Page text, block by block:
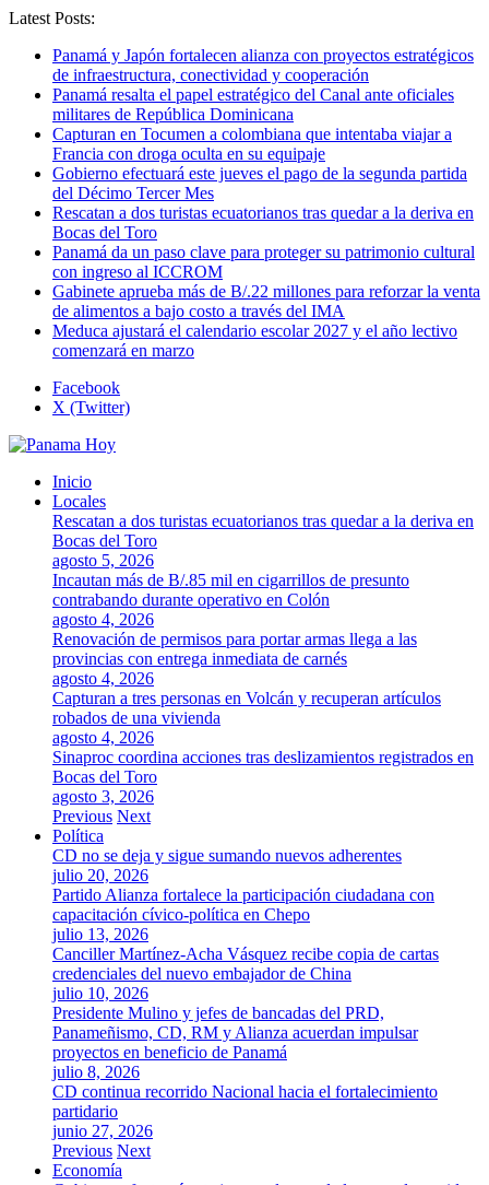
Latest Posts:
Panamá y Japón fortalecen alianza con proyectos estratégicos
de infraestructura, conectividad y cooperación
Panamá resalta el papel estratégico del Canal ante oficiales
militares de República Dominicana
Capturan en Tocumen a colombiana que intentaba viajar a
Francia con droga oculta en su equipaje
Gobierno efectuará este jueves el pago de la segunda partida
del Décimo Tercer Mes
Rescatan a dos turistas ecuatorianos tras quedar a la deriva en
Bocas del Toro
Panamá da un paso clave para proteger su patrimonio cultural
con ingreso al ICCROM
Gabinete aprueba más de B/.22 millones para reforzar la venta
de alimentos a bajo costo a través del IMA
Meduca ajustará el calendario escolar 2027 y el año lectivo
comenzará en marzo
Facebook
X (Twitter)
Inicio
Locales
Rescatan a dos turistas ecuatorianos tras quedar a la deriva en
Bocas del Toro
agosto 5, 2026
Incautan más de B/.85 mil en cigarrillos de presunto
contrabando durante operativo en Colón
agosto 4, 2026
Renovación de permisos para portar armas llega a las
provincias con entrega inmediata de carnés
agosto 4, 2026
Capturan a tres personas en Volcán y recuperan artículos
robados de una vivienda
agosto 4, 2026
Sinaproc coordina acciones tras deslizamientos registrados en
Bocas del Toro
agosto 3, 2026
Previous Next
Política
CD no se deja y sigue sumando nuevos adherentes
julio 20, 2026
Partido Alianza fortalece la participación ciudadana con
capacitación cívico-política en Chepo
julio 13, 2026
Canciller Martínez-Acha Vásquez recibe copia de cartas
credenciales del nuevo embajador de China
julio 10, 2026
Presidente Mulino y jefes de bancadas del PRD,
Panameñismo, CD, RM y Alianza acuerdan impulsar
proyectos en beneficio de Panamá
julio 8, 2026
CD continua recorrido Nacional hacia el fortalecimiento
partidario
junio 27, 2026
Previous Next
Economía